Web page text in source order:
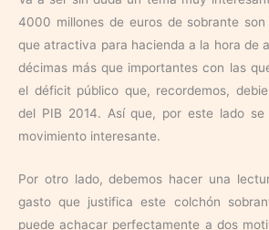
4000 millones de euros de sobrante
que atractiva para hacienda a la hora de
décimas más que importantes con las
el déficit público que, recordemos,
del PIB 2014. Así que, por este lado
movimiento interesante.
Por otro lado, debemos hacer una
gasto que justifica este colchón
puede achacar perfectamente a dos